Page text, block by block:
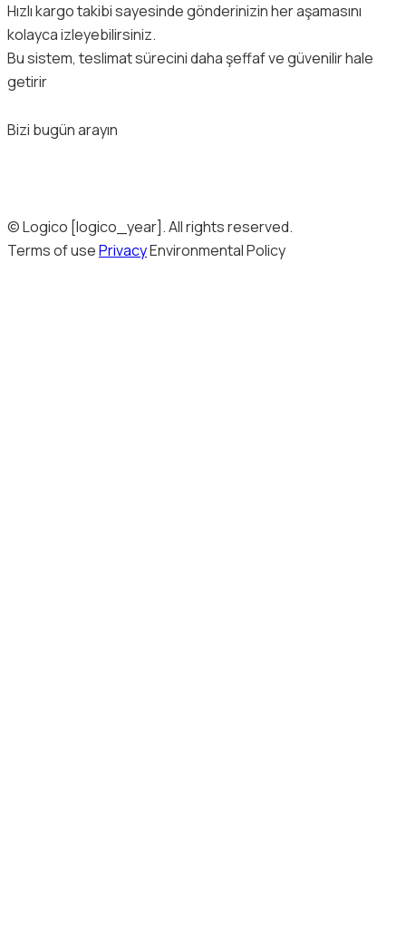
Hızlı kargo takibi sayesinde gönderinizin her aşamasını
kolayca izleyebilirsiniz.
Bu sistem, teslimat sürecini daha şeffaf ve güvenilir hale
getirir
Bizi bugün arayın
© Logico [logico_year]. All rights reserved.
Terms of usePrivacyEnvironmental Policy